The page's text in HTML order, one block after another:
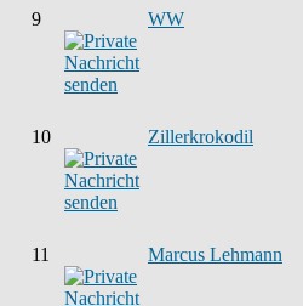
9 WW
10 Zillerkrokodil
11 Marcus Lehmann